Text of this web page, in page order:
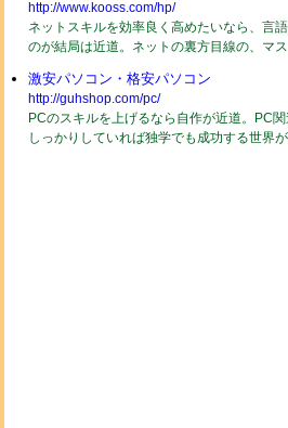
http://www.kooss.com/hp/
ネットスキルを効率良く高めたいなら、言
のが結局は近道。ネットの裏方目線の、マ
激安パソコン・格安パソコン
http://guhshop.com/pc/
PCのスキルを上げるなら自作が近道。PC
しっかりしていれば独学でも成功する世界